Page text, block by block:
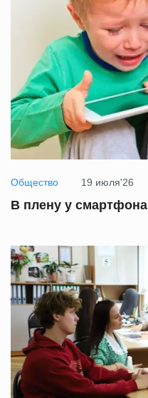
Общество 19 июля'26
В плену у смартфона